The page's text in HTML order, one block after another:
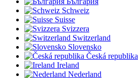
Schweiz
Suisse
Svizzera
Switzerland
Slovensko
Česká republika
Ireland
Nederland